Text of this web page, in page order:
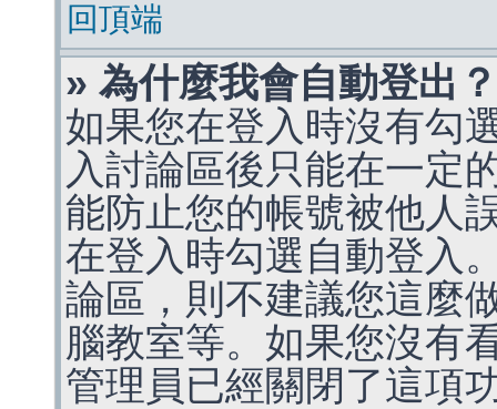
回頂端
» 為什麼我會自動登出？
如果您在登入時沒有勾
入討論區後只能在一定
能防止您的帳號被他人
在登入時勾選自動登入
論區，則不建議您這麼
腦教室等。如果您沒有
管理員已經關閉了這項